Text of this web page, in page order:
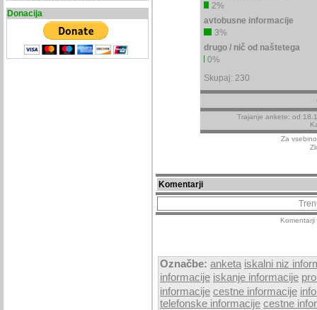
Donacija
2%
avtobusne informacije
3%
drugo / nič od naštetega
0%
Skupaj: 230
Trajanje ankete: od
Za
Komentarji
Označbe: anketa iskalni niz
informacije iskanje informacije
informacije cestne informacije
telefonske informacije cestne